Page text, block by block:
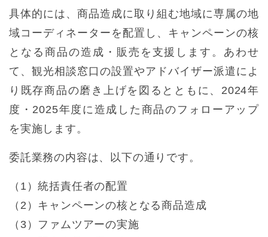
具体的には、商品造成に取り組む地域に専属の地
域コーディネーターを配置し、キャンペーンの核
となる商品の造成・販売を支援します。あわせ
て、観光相談窓口の設置やアドバイザー派遣によ
り既存商品の磨き上げを図るとともに、2024年
度・2025年度に造成した商品のフォローアップ
を実施します。
委託業務の内容は、以下の通りです。
（1）統括責任者の配置
（2）キャンペーンの核となる商品造成
（3）ファムツアーの実施